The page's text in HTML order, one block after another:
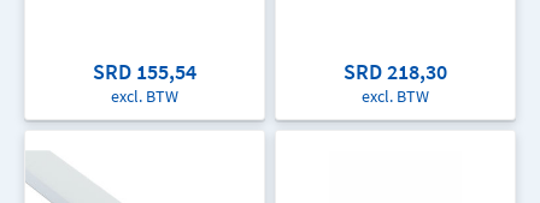
SRD 155,54
excl. BTW
SRD 218,30
excl. BTW